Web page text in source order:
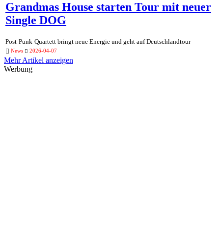
Grandmas House starten Tour mit neuer
Single DOG
Post-Punk-Quartett bringt neue Energie und geht auf Deutschlandtour
News 2026-04-07
Mehr Artikel anzeigen
Werbung